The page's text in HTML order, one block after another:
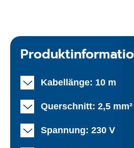
Kabellänge: 10 m
Querschnitt: 2,5 mm²
Spannung: 230 V